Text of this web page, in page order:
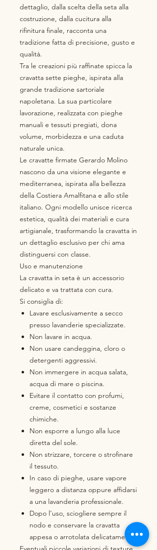
dettaglio, dalla scelta della seta alla
costruzione, dalla cucitura alla
rifinitura finale, racconta una
tradizione fatta di precisione, gusto e
qualità.
Tra le creazioni più raffinate spicca la
cravatta sette pieghe, ispirata alla
grande tradizione sartoriale
napoletana. La sua particolare
lavorazione, realizzata con pieghe
manuali e tessuti pregiati, dona
volume, morbidezza e una caduta
naturale unica.
Le cravatte firmate Gerardo Molino
nascono da una visione elegante e
mediterranea, ispirata alla bellezza
della Costiera Amalfitana e allo stile
italiano. Ogni modello unisce ricerca
estetica, qualità dei materiali e cura
artigianale, trasformando la cravatta in
un dettaglio esclusivo per chi ama
distinguersi con classe.
Uso e manutenzione
La cravatta in seta è un accessorio
delicato e va trattata con cura.
Si consiglia di:
Lavare esclusivamente a secco
presso lavanderie specializzate.
Non lavare in acqua.
Non usare candeggina, cloro o
detergenti aggressivi.
Non immergere in acqua salata,
acqua di mare o piscina.
Evitare il contatto con profumi,
creme, cosmetici e sostanze
chimiche.
Non esporre a lungo alla luce
diretta del sole.
Non strizzare, torcere o strofinare
il tessuto.
In caso di pieghe, usare vapore
leggero a distanza oppure affidarsi
a una lavanderia professionale.
Dopo l’uso, sciogliere sempre il
nodo e conservare la cravatta
appesa o arrotolata delicatamente.